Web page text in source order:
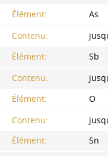
Élément:
As
Contenu:
Élément:
Sb
Contenu:
Élément:
O
Contenu:
Élément:
Sn